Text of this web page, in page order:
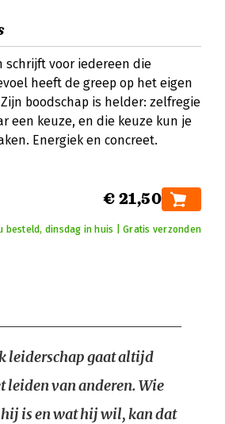
schrijft voor iedereen die
heeft de greep op het eigen
boodschap is helder: zelfregie
een keuze, en die keuze kun je
Energiek en concreet.
€ 21,50
besteld, dinsdag in huis | Gratis verzonden
leiderschap gaat altijd
leiden van anderen. Wie
is en wat hij wil, kan dat